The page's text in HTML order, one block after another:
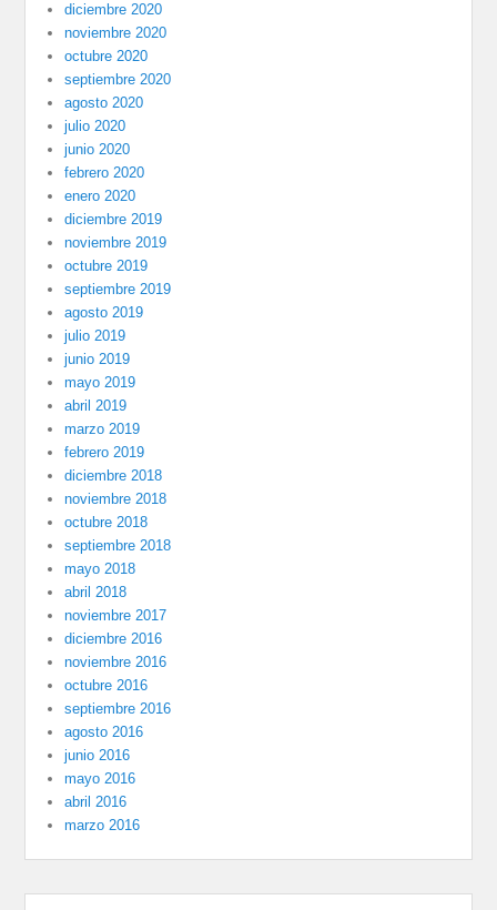
diciembre 2020
noviembre 2020
octubre 2020
septiembre 2020
agosto 2020
julio 2020
junio 2020
febrero 2020
enero 2020
diciembre 2019
noviembre 2019
octubre 2019
septiembre 2019
agosto 2019
julio 2019
junio 2019
mayo 2019
abril 2019
marzo 2019
febrero 2019
diciembre 2018
noviembre 2018
octubre 2018
septiembre 2018
mayo 2018
abril 2018
noviembre 2017
diciembre 2016
noviembre 2016
octubre 2016
septiembre 2016
agosto 2016
junio 2016
mayo 2016
abril 2016
marzo 2016